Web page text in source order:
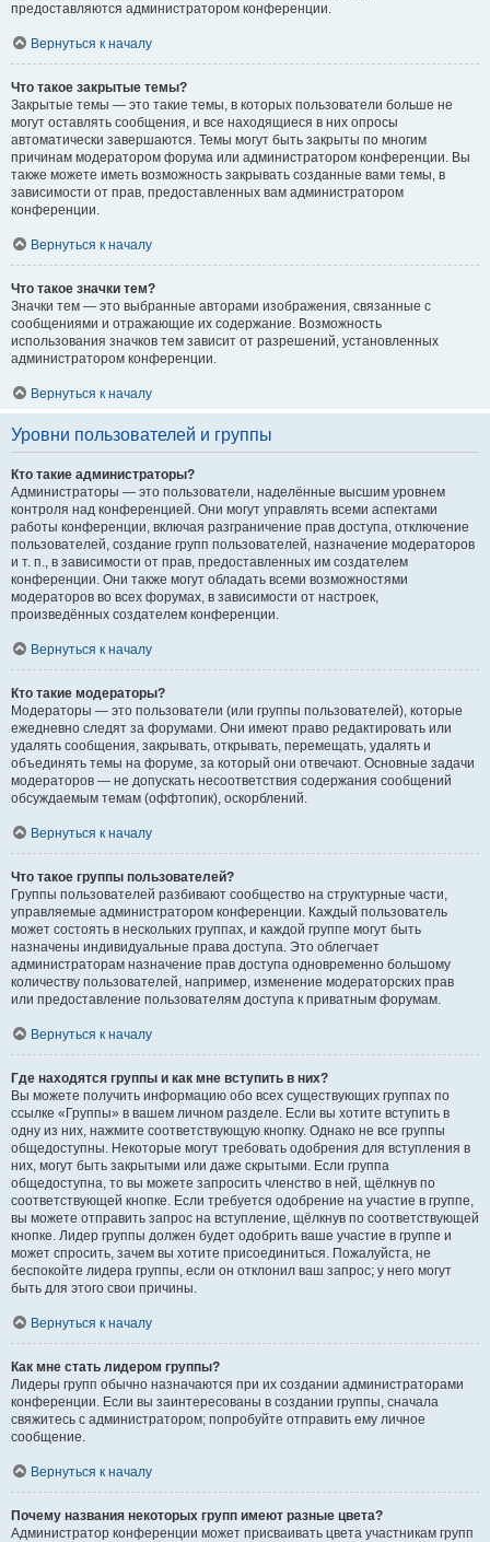
предоставляются администратором конференции.
Вернуться к началу
Что такое закрытые темы?
Закрытые темы — это такие темы, в которых пользователи больше не
могут оставлять сообщения, и все находящиеся в них опросы
автоматически завершаются. Темы могут быть закрыты по многим
причинам модератором форума или администратором конференции. Вы
также можете иметь возможность закрывать созданные вами темы, в
зависимости от прав, предоставленных вам администратором
конференции.
Вернуться к началу
Что такое значки тем?
Значки тем — это выбранные авторами изображения, связанные с
сообщениями и отражающие их содержание. Возможность
использования значков тем зависит от разрешений, установленных
администратором конференции.
Вернуться к началу
Уровни пользователей и группы
Кто такие администраторы?
Администраторы — это пользователи, наделённые высшим уровнем
контроля над конференцией. Они могут управлять всеми аспектами
работы конференции, включая разграничение прав доступа, отключение
пользователей, создание групп пользователей, назначение модераторов
и т. п., в зависимости от прав, предоставленных им создателем
конференции. Они также могут обладать всеми возможностями
модераторов во всех форумах, в зависимости от настроек,
произведённых создателем конференции.
Вернуться к началу
Кто такие модераторы?
Модераторы — это пользователи (или группы пользователей), которые
ежедневно следят за форумами. Они имеют право редактировать или
удалять сообщения, закрывать, открывать, перемещать, удалять и
объединять темы на форуме, за который они отвечают. Основные задачи
модераторов — не допускать несоответствия содержания сообщений
обсуждаемым темам (оффтопик), оскорблений.
Вернуться к началу
Что такое группы пользователей?
Группы пользователей разбивают сообщество на структурные части,
управляемые администратором конференции. Каждый пользователь
может состоять в нескольких группах, и каждой группе могут быть
назначены индивидуальные права доступа. Это облегчает
администраторам назначение прав доступа одновременно большому
количеству пользователей, например, изменение модераторских прав
или предоставление пользователям доступа к приватным форумам.
Вернуться к началу
Где находятся группы и как мне вступить в них?
Вы можете получить информацию обо всех существующих группах по
ссылке «Группы» в вашем личном разделе. Если вы хотите вступить в
одну из них, нажмите соответствующую кнопку. Однако не все группы
общедоступны. Некоторые могут требовать одобрения для вступления в
них, могут быть закрытыми или даже скрытыми. Если группа
общедоступна, то вы можете запросить членство в ней, щёлкнув по
соответствующей кнопке. Если требуется одобрение на участие в группе,
вы можете отправить запрос на вступление, щёлкнув по соответствующей
кнопке. Лидер группы должен будет одобрить ваше участие в группе и
может спросить, зачем вы хотите присоединиться. Пожалуйста, не
беспокойте лидера группы, если он отклонил ваш запрос; у него могут
быть для этого свои причины.
Вернуться к началу
Как мне стать лидером группы?
Лидеры групп обычно назначаются при их создании администраторами
конференции. Если вы заинтересованы в создании группы, сначала
свяжитесь с администратором; попробуйте отправить ему личное
сообщение.
Вернуться к началу
Почему названия некоторых групп имеют разные цвета?
Администратор конференции может присваивать цвета участникам групп